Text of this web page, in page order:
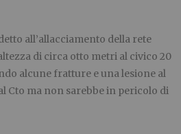
all’allacciamento della rete
di circa otto metri al civico 20
alcune fratture e una lesione al
Cto ma non sarebbe in pericolo di